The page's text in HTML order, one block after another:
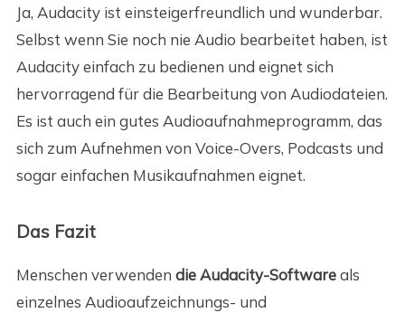
Ja, Audacity ist einsteigerfreundlich und wunderbar.
Selbst wenn Sie noch nie Audio bearbeitet haben, ist
Audacity einfach zu bedienen und eignet sich
hervorragend für die Bearbeitung von Audiodateien.
Es ist auch ein gutes Audioaufnahmeprogramm, das
sich zum Aufnehmen von Voice-Overs, Podcasts und
sogar einfachen Musikaufnahmen eignet.
Das Fazit
Menschen verwenden die Audacity-Softwareals
einzelnes Audioaufzeichnungs- und